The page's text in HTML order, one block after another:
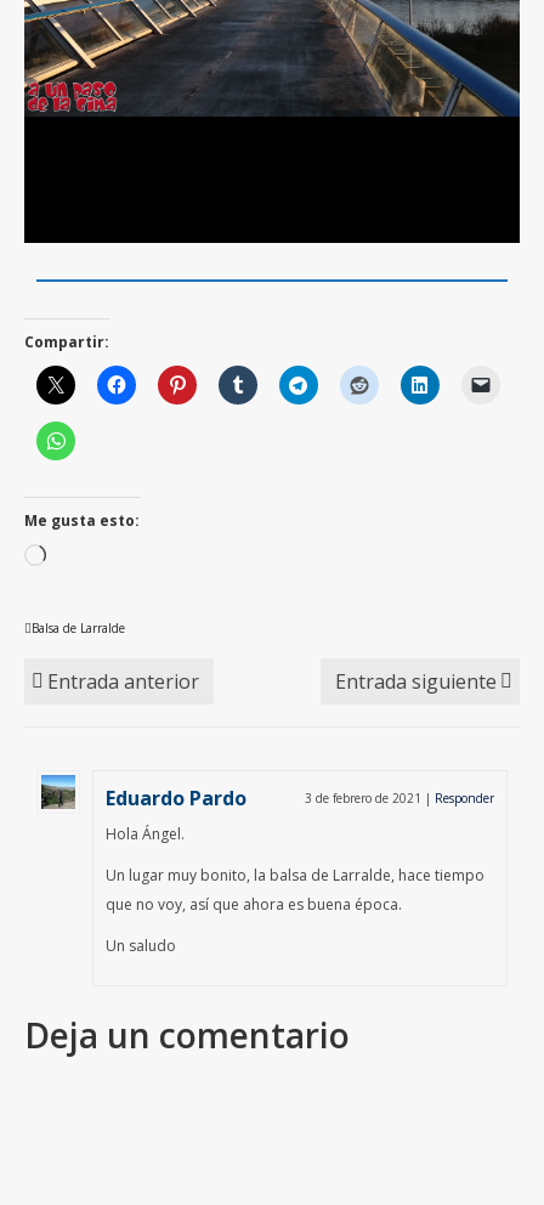
Compartir:
Me gusta esto:
Cargando...
Balsa de Larralde
Entrada anterior Entrada siguiente
Eduardo Pardo 3 de febrero de 2021 | Responder
Hola Ángel.
Un lugar muy bonito, la balsa de Larralde, hace tiempo
que no voy, así que ahora es buena época.
Un saludo
Deja un comentario